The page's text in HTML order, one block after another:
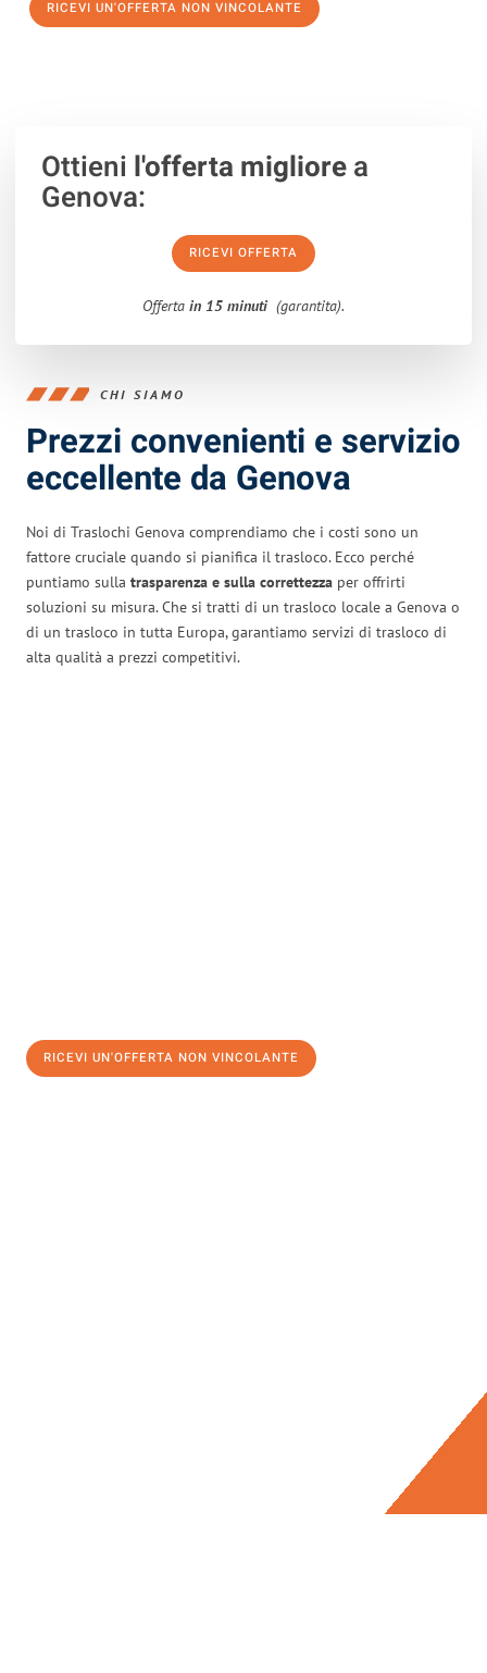
RICEVI UN'OFFERTA NON VINCOLANTE
Ottieni l'offerta migliorea
Genova:
RICEVI OFFERTA
Offerta in 15 minuti (garantita).
CHI SIAMO
Prezzi convenienti e servizio
eccellente da Genova
Noi di Traslochi Genova comprendiamo che i costi sono un
fattore cruciale quando si pianifica il trasloco. Ecco perché
puntiamo sulla trasparenza e sulla correttezza per offrirti
soluzioni su misura. Che si tratti di un trasloco locale a Genova o
di un trasloco in tutta Europa, garantiamo servizi di trasloco di
alta qualità a prezzi competitivi.
RICEVI UN'OFFERTA NON VINCOLANTE